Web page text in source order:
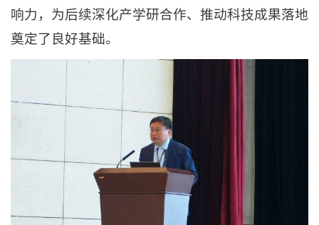
响力，为后续深化产学研合作、推动科技成果落地
奠定了良好基础。